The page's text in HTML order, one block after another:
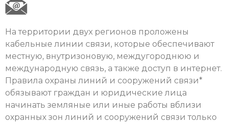
На территории двух регионов проложены
кабельные линии связи, которые обеспечивают
местную, внутризоновую, междугороднюю и
международную связь, а также доступ в интернет.
Правила охраны линий и сооружений связи*
обязывают граждан и юридические лица
начинать земляные или иные работы вблизи
охранных зон линий и сооружений связи только